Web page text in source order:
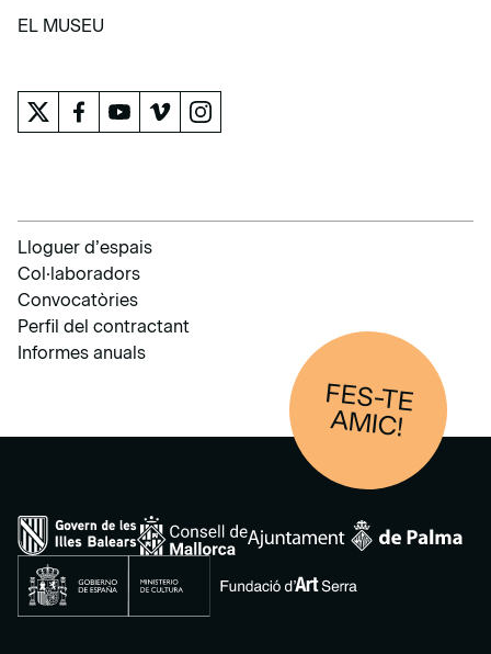
APRENDRE
EL MUSEU
Lloguer d’espais
Col·laboradors
Convocatòries
Perfil del contractant
Informes anuals
FES-TE
AM
IC!